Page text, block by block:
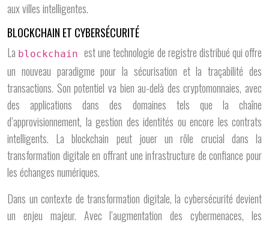
aux villes intelligentes.
BLOCKCHAIN ET CYBERSÉCURITÉ
La blockchainest une technologie de registre distribué qui offre
un nouveau paradigme pour la sécurisation et la traçabilité des
transactions. Son potentiel va bien au-delà des cryptomonnaies, avec
des applications dans des domaines tels que la chaîne
d’approvisionnement, la gestion des identités ou encore les contrats
intelligents. La blockchain peut jouer un rôle crucial dans la
transformation digitale en offrant une infrastructure de confiance pour
les échanges numériques.
Dans un contexte de transformation digitale, la cybersécurité devient
un enjeu majeur. Avec l’augmentation des cybermenaces, les